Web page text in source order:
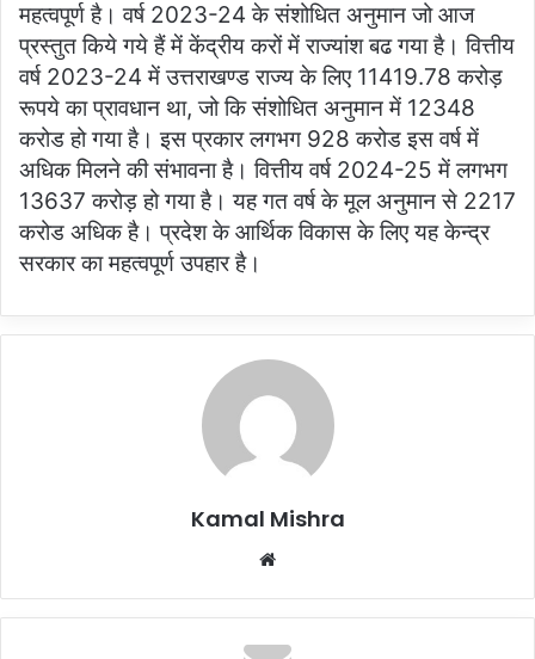
महत्वपूर्ण है। वर्ष 2023-24 के संशोधित अनुमान जो आज
प्रस्तुत किये गये हैं में केंद्रीय करों में राज्यांश बढ गया है। वित्तीय
वर्ष 2023-24 में उत्तराखण्ड राज्य के लिए 11419.78 करोड़
रूपये का प्रावधान था, जो कि संशोधित अनुमान में 12348
करोड हो गया है। इस प्रकार लगभग 928 करोड इस वर्ष में
अधिक मिलने की संभावना है। वित्तीय वर्ष 2024-25 में लगभग
13637 करोड़ हो गया है। यह गत वर्ष के मूल अनुमान से 2217
करोड अधिक है। प्रदेश के आर्थिक विकास के लिए यह केन्द्र
सरकार का महत्वपूर्ण उपहार है।
Kamal Mishra
Website